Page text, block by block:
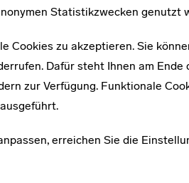
Statistikzwecken genutzt
Cookies zu akzeptieren. Sie
Dafür steht Ihnen am Ende
zur Verfügung. Funktionale
erreichen Sie die